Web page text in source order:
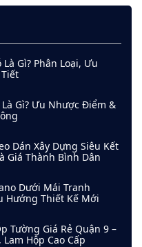
Gì? Phân Loại, Ưu
Gì? Ưu Nhược Điểm &
Dán Xây Dựng Siêu Kết
Giá Thành Bình Dân
Dưới Mái Tranh
Hướng Thiết Kế Mới
Tường Giá Rẻ Quận 9 –
Hộp Cao Cấp